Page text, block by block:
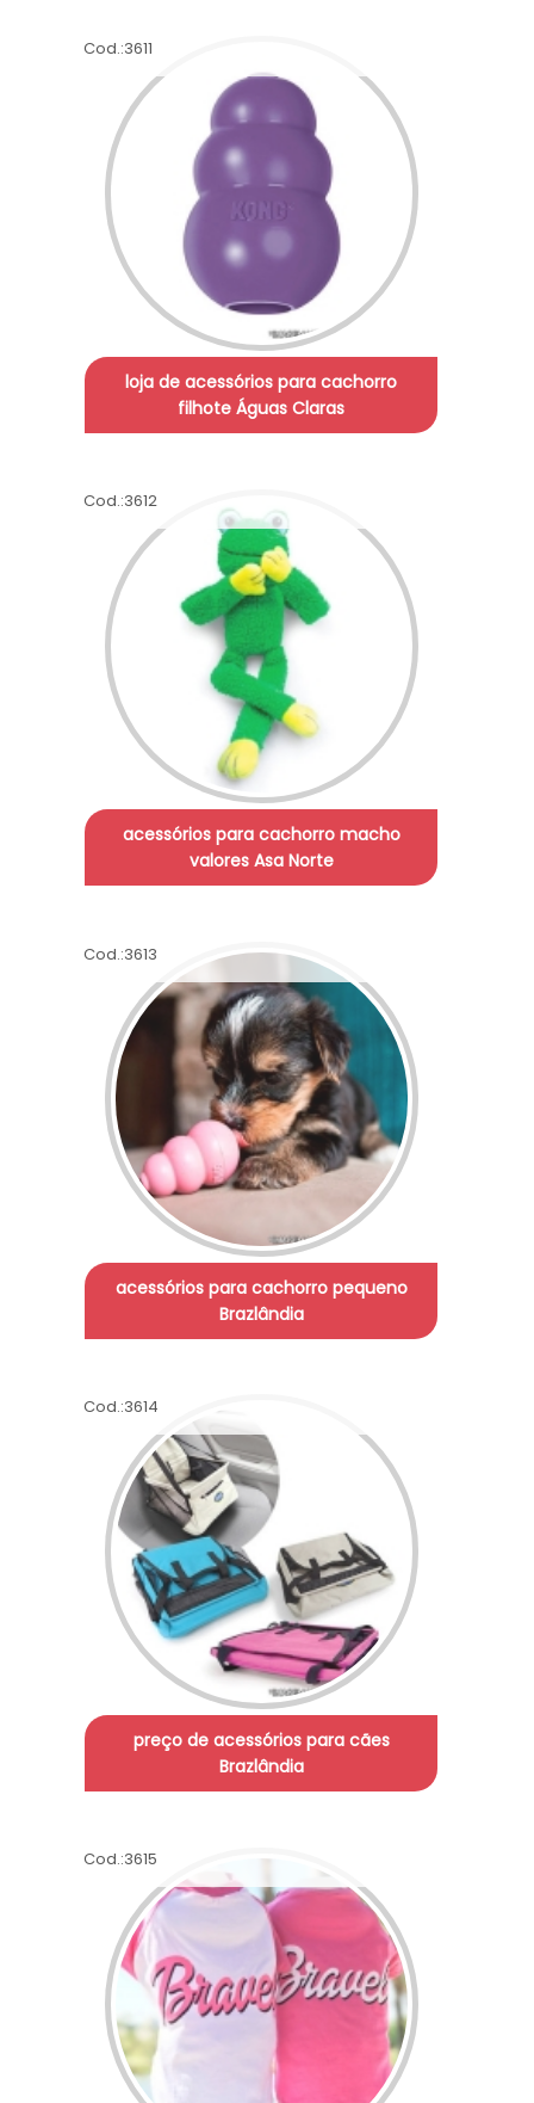
Cod.:3611
loja de acessórios para cachorro
filhote Águas Claras
Cod.:3612
acessórios para cachorro macho
valores Asa Norte
Cod.:3613
acessórios para cachorro pequeno
Brazlândia
Cod.:3614
preço de acessórios para cães
Brazlândia
Cod.:3615